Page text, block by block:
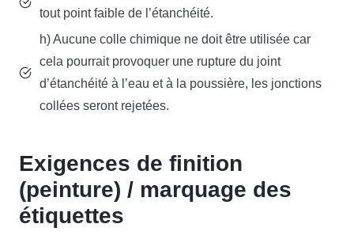
tout point faible de l’étanchéité.
h) Aucune colle chimique ne doit être utilisée car
cela pourrait provoquer une rupture du joint
d’étanchéité à l’eau et à la poussière, les jonctions
collées seront rejetées.
Exigences de finition
(peinture) / marquage des
étiquettes